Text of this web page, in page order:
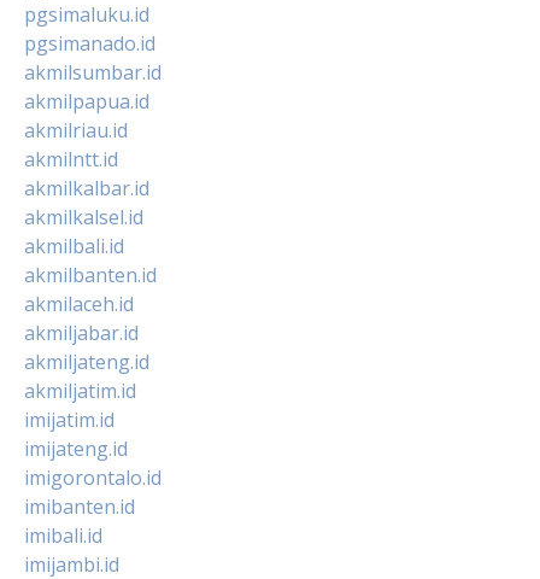
pgsimaluku.id
pgsimanado.id
akmilsumbar.id
akmilpapua.id
akmilriau.id
akmilntt.id
akmilkalbar.id
akmilkalsel.id
akmilbali.id
akmilbanten.id
akmilaceh.id
akmiljabar.id
akmiljateng.id
akmiljatim.id
imijatim.id
imijateng.id
imigorontalo.id
imibanten.id
imibali.id
imijambi.id